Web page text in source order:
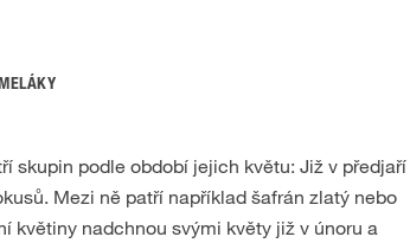
skupin podle období jejich květu: Již v předjaří
Mezi ně patří například šafrán zlatý nebo
květiny nadchnou svými květy již v únoru a